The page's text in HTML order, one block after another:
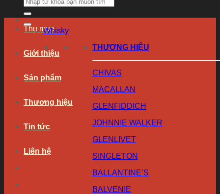
Thu mua
Giới thiệu
Sản phẩm
Thương hiệu
Tin tức
Liên hệ
Whisky
THƯƠNG HIỆU
CHIVAS
MACALLAN
GLENFIDDICH
JOHNNIE WALKER
GLENLIVET
SINGLETON
BALLANTINE’S
BALVENIE